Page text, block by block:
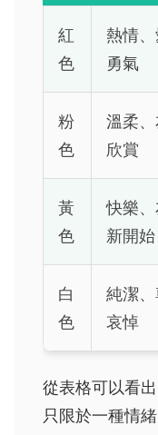
紅
色
熱情、
勇氣
粉
色
溫柔、
欣賞
黃
色
快樂、
新開始
白
色
純潔、
哀悼
從表格可以看
只限於一種情